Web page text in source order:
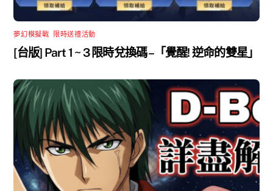
夢幻模擬戰 限時送禮活動
[台版] Part 1 ~ 3 限時兌換碼 –「覺醒! 逆命的雙星」